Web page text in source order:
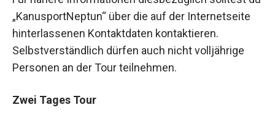
„KanusportNeptun“ über die auf der Internetseite
hinterlassenen Kontaktdaten kontaktieren.
Selbstverständlich dürfen auch nicht volljährige
Personen an der Tour teilnehmen.
Zwei Tages Tour